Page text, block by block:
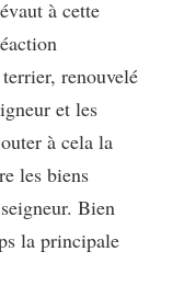
à cette
renouvelé
et les
à cela la
les biens
Bien
la principale